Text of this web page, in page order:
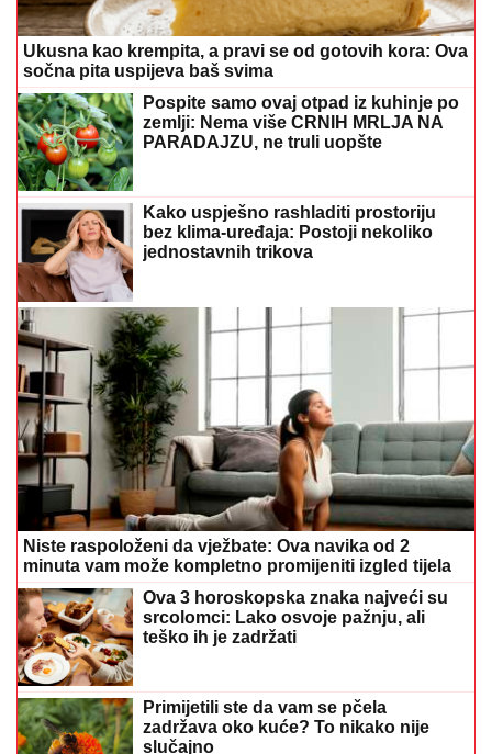
Ukusna kao krempita, a pravi se od gotovih kora: Ova
sočna pita uspijeva baš svima
Pospite samo ovaj otpad iz kuhinje po
zemlji: Nema više CRNIH MRLJA NA
PARADAJZU, ne truli uopšte
Kako uspješno rashladiti prostoriju
bez klima-uređaja: Postoji nekoliko
jednostavnih trikova
Niste raspoloženi da vježbate: Ova navika od 2
minuta vam može kompletno promijeniti izgled tijela
Ova 3 horoskopska znaka najveći su
srcolomci: Lako osvoje pažnju, ali
teško ih je zadržati
Primijetili ste da vam se pčela
zadržava oko kuće? To nikako nije
slučajno